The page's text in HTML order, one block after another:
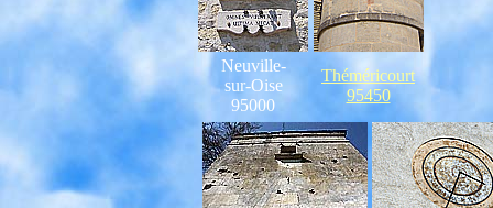
Neuville-
sur-Oise
95000
Théméricourt
95450